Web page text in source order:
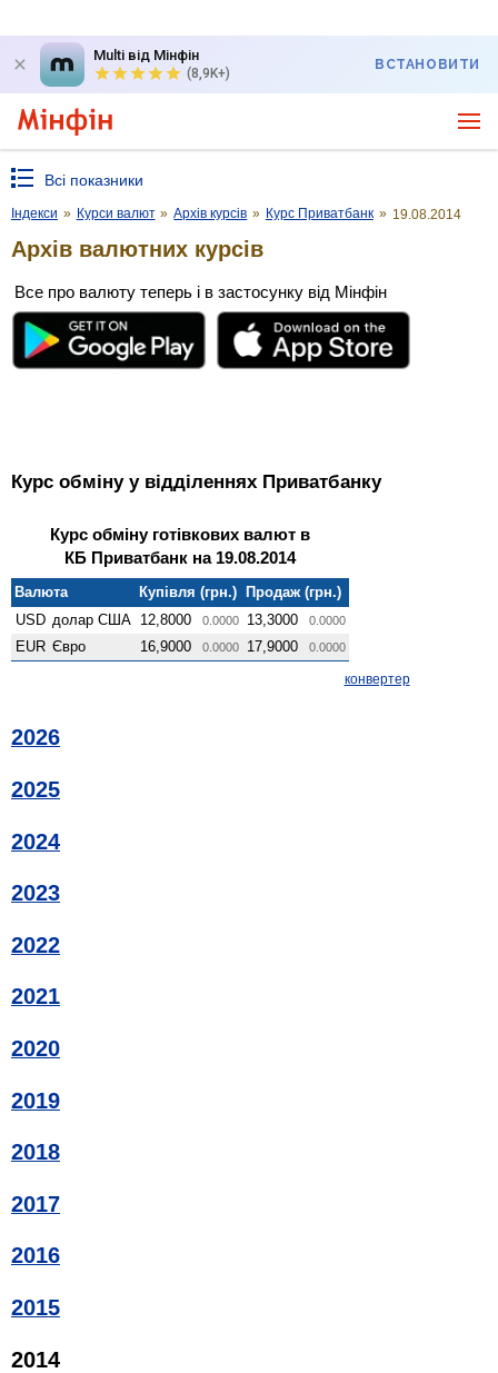
Multi від Мінфін
(8,9K+)
ВСТАНОВИТИ
Всі показники
Індекси » Курси валют » Архів курсів » Курс Приватбанк » 19.08.2014
Архів валютних курсів
Все про валюту теперь і в застосунку від Мінфін
Курс обміну у відділеннях Приватбанку
Курс обміну готівкових валют в
КБ Приватбанк на 19.08.2014
Валюта Купівля (грн.)
Продаж (грн.)
USD долар США 12,8000 0.0000 13,3000 0.0000
EUR Євро 16,9000 0.0000 17,9000 0.0000
конвертер
2026
2025
2024
2023
2022
2021
2020
2019
2018
2017
2016
2015
2014